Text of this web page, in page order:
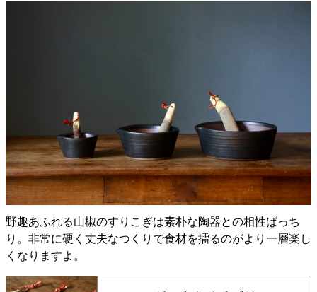
野趣あふれる山椒のすりこぎは素朴な陶器との相性ばっち
り。非常に硬く丈夫なつくりで食材を擂るのがより一層楽し
くなりますよ。